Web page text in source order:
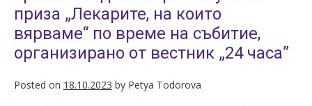
приза „Лекарите, на които
вярваме“ по време на събитие,
организирано от вестник „24 часа”
Posted on 18.10.2023 by Petya Todorova